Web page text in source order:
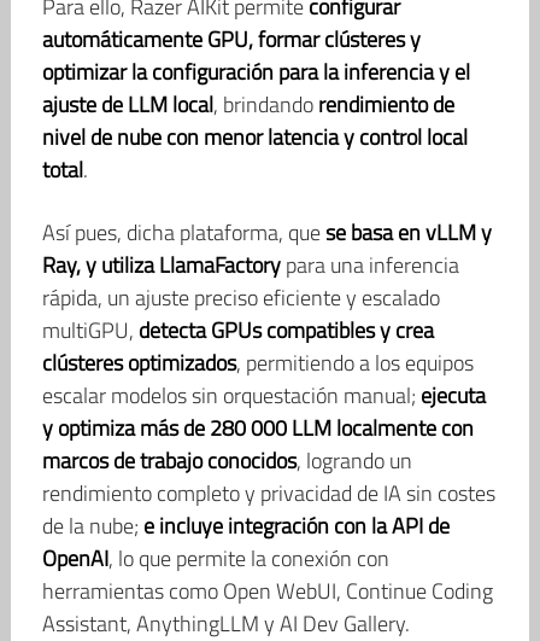
automáticamente GPU, formar clústeres y
optimizar la configuración para la inferencia y el
ajuste de LLM local, brindandorendimiento de
nivel de nube con menor latencia y control local
total.
Así pues, dicha plataforma, quese basa en vLLM y
Ray, y utiliza LlamaFactorypara una inferencia
rápida, un ajuste preciso eficiente y escalado
multiGPU, detecta GPUs compatibles y crea
clústeres optimizados, permitiendo a los equipos
escalar modelos sin orquestación manual; ejecuta
y optimiza más de 280 000 LLM localmente con
marcos de trabajo conocidos, logrando un
rendimiento completo y privacidad de IA sin costes
de la nube; e incluye integración con la API de
OpenAI, lo que permite la conexión con
herramientas como Open WebUI, Continue Coding
Assistant, AnythingLLM y AI Dev Gallery.